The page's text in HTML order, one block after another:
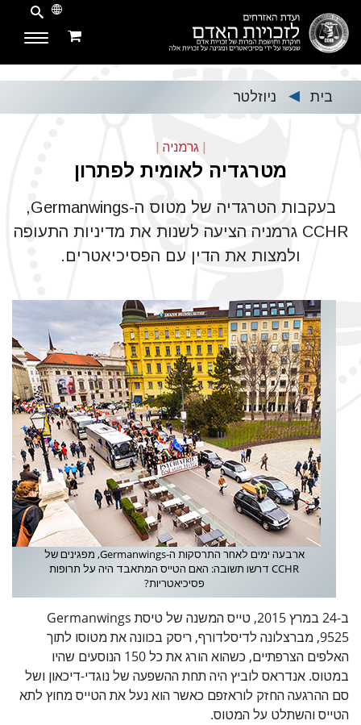
בית ▶ ניוזלטר
גרמניה
מטרגדיה לאומית לפתרון
בעקבות הטרגדיה של מטוס ה-Germanwings,‏
CCHR גרמניה הציעה לשנות את מדיניות התעופה
ולמצות את הדין עם הפסיכיאטרים.
ארבעה ימים לאחר התרסקות ה-Germanwings, מפגינים של
CCHR דרשו תשובה: האם הטייס המתאבד היה על תרופות
פסיכיאטריות?
ב-24 במרץ 2015, טייס המשנה של טיסת Germanwings
9525, מברצלונה לדיסלדורף, ריסק בכוונה את מטוסו לתוך
האלפים הצרפתיים, כשהוא הורג את כל 150 הנוסעים שהיו
במטוס. אנדראס לוביץ היה תחת ההשפעה של נוגדי-דיכאון ושל
סם ההרגעה החזק לוראזפם כאשר הוא נעל את הטייס מחוץ לתא
הטייס והשתלט על המטוס.